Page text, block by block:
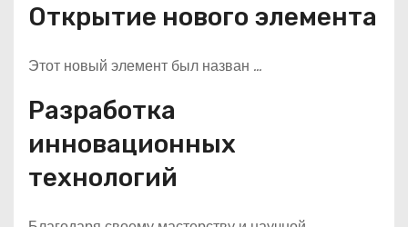
Открытие нового элемента
Этот новый элемент был назван …
Разработка
инновационных
технологий